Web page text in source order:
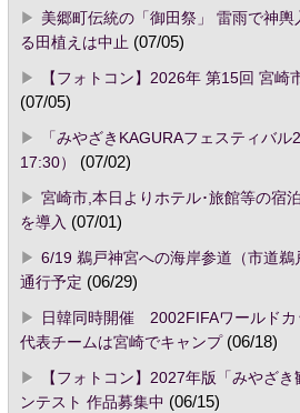
美郷町伝統の「御田祭」 雷雨で神
る田植えは中止 (07/05)
【フォトコン】2026年 第15回 宮崎
(07/05)
「みやざきKAGURAフェスティバ
17:30）
(07/02)
宮崎市,本日よりホテル･旅館等の宿
を導入 (07/01)
6/19 鵜戸神宮への海岸参道（市道
通行予定 (06/29)
日韓同時開催 2002FIFAワールドカ
代表チームは宮崎でキャンプ(06/18)
【フォトコン】2027年版「みやざ
ンテスト 作品募集中 (06/15)